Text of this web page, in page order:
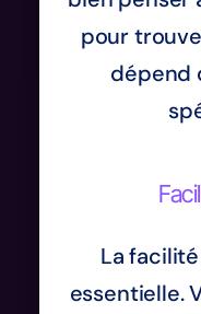
pour
dépend
La
essentielle.